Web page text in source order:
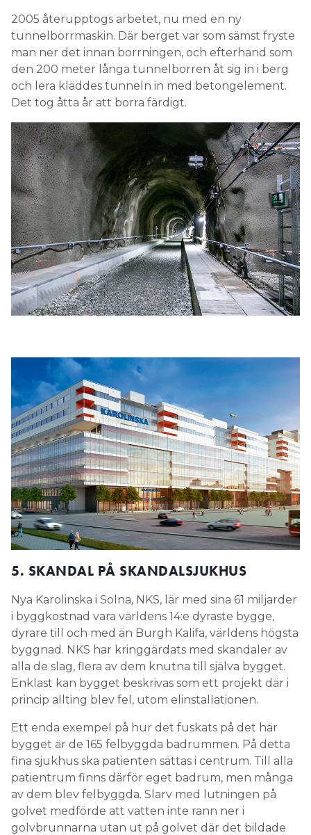
2005 återupptogs arbetet, nu med en ny
tunnelborrmaskin. Där berget var som sämst fryste
man ner det innan borrningen, och efterhand som
den 200 meter långa tunnelborren åt sig in i berg
och lera kläddes tunneln in med betongelement.
Det tog åtta år att borra färdigt.
5. SKANDAL PÅ SKANDALSJUKHUS
Nya Karolinska i Solna, NKS, lär med sina 61 miljarder
i byggkostnad vara världens 14:e dyraste bygge,
dyrare till och med än Burgh Kalifa, världens högsta
byggnad. NKS har kringgärdats med skandaler av
alla de slag, flera av dem knutna till själva bygget.
Enklast kan bygget beskrivas som ett projekt där i
princip allting blev fel, utom elinstallationen.
Ett enda exempel på hur det fuskats på det här
bygget är de 165 felbyggda badrummen. På detta
fina sjukhus ska patienten sättas i centrum. Till alla
patientrum finns därför eget badrum, men många
av dem blev felbyggda. Slarv med lutningen på
golvet medförde att vatten inte rann ner i
golvbrunnarna utan ut på golvet där det bildade